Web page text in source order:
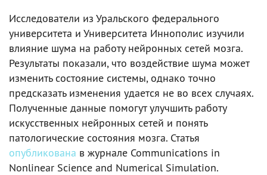
Исследователи из Уральского федерального
университета и Университета Иннополис изучили
влияние шума на работу нейронных сетей мозга.
Результаты показали, что воздействие шума может
изменить состояние системы, однако точно
предсказать изменения удается не во всех случаях.
Полученные данные помогут улучшить работу
искусственных нейронных сетей и понять
патологические состояния мозга. Статья
опубликована в журнале Communications in
Nonlinear Science and Numerical Simulation.